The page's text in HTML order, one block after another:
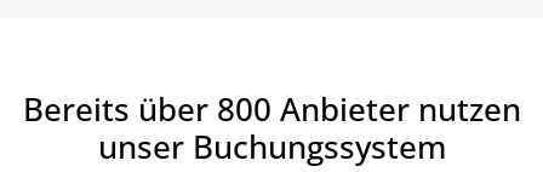
Bereits über 800 Anbieter nutzen
unser Buchungssystem